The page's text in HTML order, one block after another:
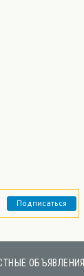
Подписаться
ОБЪЯВЛЕНИЯ